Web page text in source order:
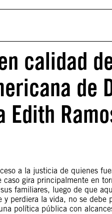
calidad
de
Edith
a la justicia de quienes
gira principalmente en
familiares, luego de que
perdiera la vida, no se debe
política pública con